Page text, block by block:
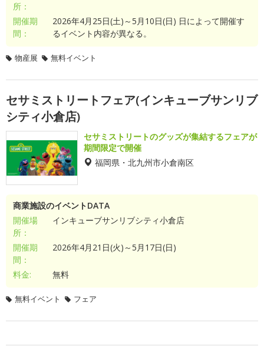
所：
開催期
間：
2026年4月25日(土)～5月10日(日) 日によって開催す
るイベント内容が異なる。
物産展 無料イベント
セサミストリートフェア(インキューブサンリブ
シティ小倉店)
セサミストリートのグッズが集結するフェアが
期間限定で開催
福岡県・北九州市小倉南区
商業施設のイベントDATA
開催場
所：
インキューブサンリブシティ小倉店
開催期
間：
2026年4月21日(火)～5月17日(日)
料金: 無料
無料イベント フェア